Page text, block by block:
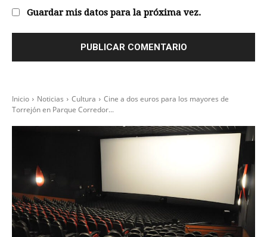
Guardar mis datos para la próxima vez.